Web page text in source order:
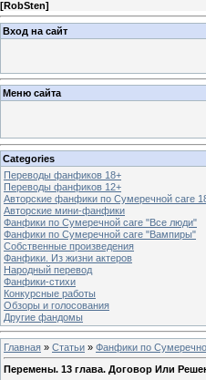
[RobSten]
Вход на сайт
Меню сайта
Categories
Переводы фанфиков 18+
Переводы фанфиков 12+
Авторские фанфики по Сумеречной саге
Авторские мини-фанфики
Фанфики по Сумеречной саге "Все люди"
Фанфики по Сумеречной саге "Вампиры"
Собственные произведения
Фанфики. Из жизни актеров
Народный перевод
Фанфики-стихи
Конкурсные работы
Обзоры и голосования
Другие фандомы
Главная » Статьи » Фанфики по
Перемены. 13 глава. Договор Или